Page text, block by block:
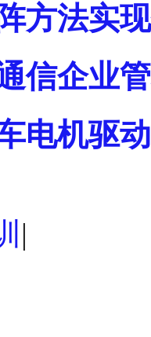
方法实
信企业
电机驱
|